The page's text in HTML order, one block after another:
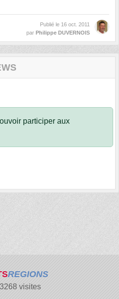
Publié le 16 oct. 2011
par Philippe DUVERNOIS
participer aux
REGIONS
visites